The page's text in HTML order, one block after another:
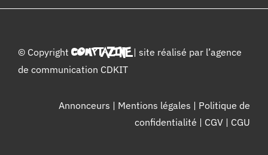
© Copyright COMPTAZINE| site réalisé par l’agence
de communication CDKIT
Annonceurs | Mentions légales | Politique de
confidentialité | CGV | CGU